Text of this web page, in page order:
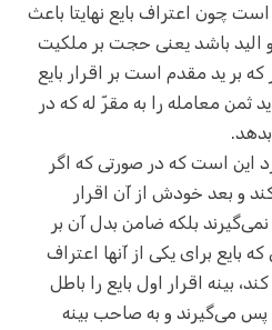
چون اعتراف بایع نهایتا باعث
الید باشد یعنی حجت بر ملکیت
بر ید مقدم است بر اقرار بایع
ثمن معامله را به مقرّ‌ له که در
این است که در صورتی که اگر
کند و بعد خودش از آن اقرار
بلکه ضامن بدل آن بر
بایع برای یکی از آنها اعتراف
بینه اقرار اول بایع را باطل
پس می‌گیرند و به صاحب بینه